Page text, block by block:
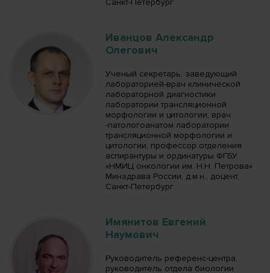
Санкт-Петербург
Иванцов Александр
Олегович
Ученый секретарь, заведующий
лабораторией-врач клинической
лабораторной диагностики
лаборатории трансляционной
морфологии и цитологии, врач
-патологоанатом лаборатории
трансляционной морфологии и
цитологии, профессор отделения
аспирантуры и ординатуры ФГБУ
«НМИЦ онкологии им. Н.Н. Петрова»
Минздрава России, д.м.н., доцент,
Санкт-Петербург
Имянитов Евгений
Наумович
Руководитель референс-центра,
руководитель отдела биологии